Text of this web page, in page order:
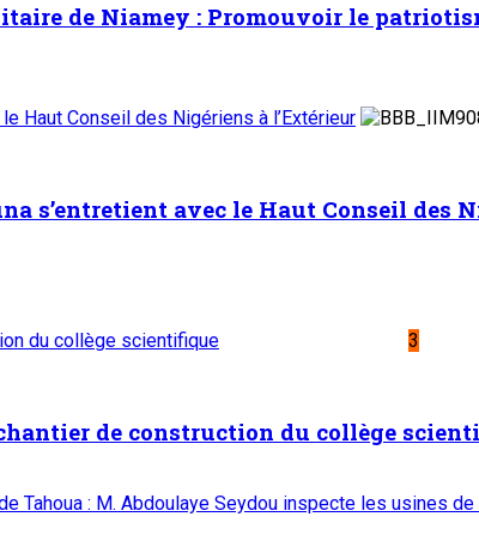
de Niamey : Promouvoir le
Haut Conseil des Nigériens à l’Extérieur
s’entretient avec le Haut Conseil des
du collège scientifique
3
de construction du collège
Tahoua : M. Abdoulaye Seydou inspecte les usines